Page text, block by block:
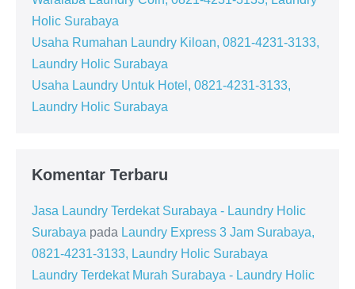
Holic Surabaya
Usaha Rumahan Laundry Kiloan, 0821-4231-3133,
Laundry Holic Surabaya
Usaha Laundry Untuk Hotel, 0821-4231-3133,
Laundry Holic Surabaya
Komentar Terbaru
Jasa Laundry Terdekat Surabaya - Laundry Holic
Surabaya pada Laundry Express 3 Jam Surabaya,
0821-4231-3133, Laundry Holic Surabaya
Laundry Terdekat Murah Surabaya - Laundry Holic